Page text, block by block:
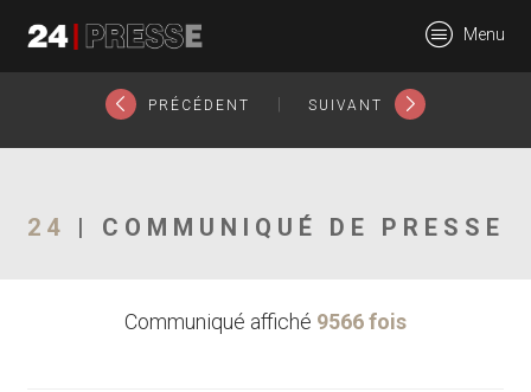
24Presse -
Communiqués de
Menu
PRÉCÉDENT SUIVANT
24 | COMMUNIQUÉ DE PRESSE
Communiqué affiché 9566 fois